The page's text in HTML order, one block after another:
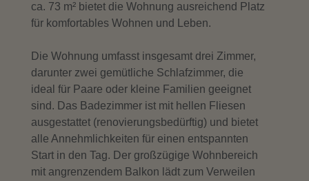
ca. 73 m² bietet die Wohnung ausreichend Platz
für komfortables Wohnen und Leben.
Die Wohnung umfasst insgesamt drei Zimmer,
darunter zwei gemütliche Schlafzimmer, die
ideal für Paare oder kleine Familien geeignet
sind. Das Badezimmer ist mit hellen Fliesen
ausgestattet (renovierungsbedürftig) und bietet
alle Annehmlichkeiten für einen entspannten
Start in den Tag. Der großzügige Wohnbereich
mit angrenzendem Balkon lädt zum Verweilen